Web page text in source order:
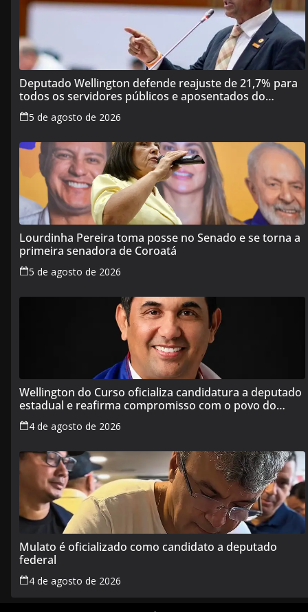
Deputado Wellington defende reajuste de 21,7% para
todos os servidores públicos e aposentados do
Maranhão
5 de agosto de 2026
Lourdinha Pereira toma posse no Senado e se torna a
primeira senadora de Coroatá
5 de agosto de 2026
Wellington do Curso oficializa candidatura a deputado
estadual e reafirma compromisso com o povo do
Maranhão
4 de agosto de 2026
Mulato é oficializado como candidato a deputado
federal
4 de agosto de 2026